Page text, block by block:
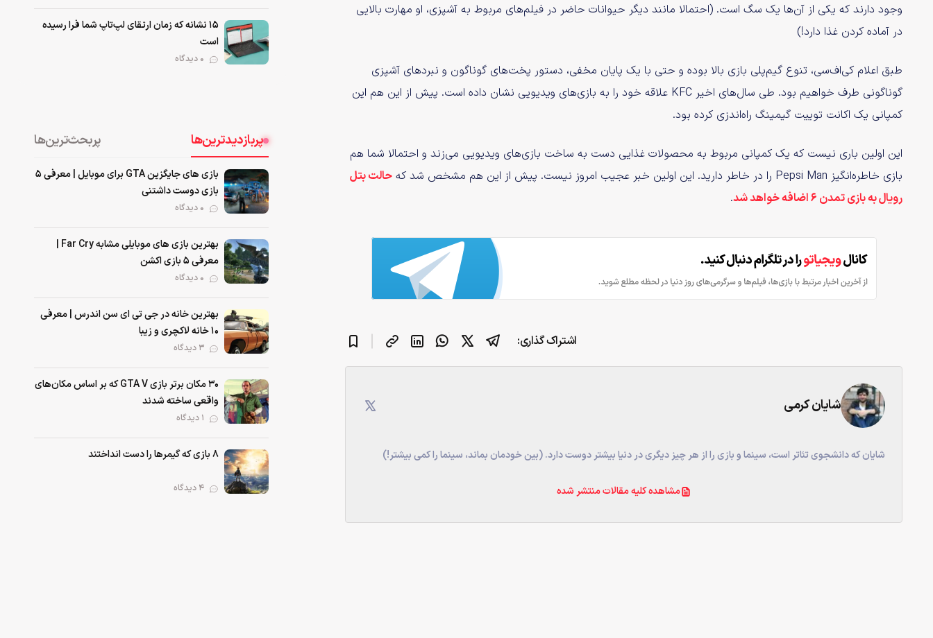
۱۵ نشانه که زمان ارتقای لپ‌تاپ شما فرا رسیده
است
پربازدیدترین‌ها پربحث‌ترین‌ها
بازی های جایگزین GTA برای موبایل | معرفی ۵
بازی دوست داشتنی
بهترین بازی‌ های موبایلی مشابه Far Cry |
معرفی ۵ بازی اکشن
بهترین خانه در جی تی ای سن اندرس | معرفی
۱۰ خانه لاکچری و زیبا
۳۰ مکان برتر بازی GTA V که بر اساس مکان‌های
واقعی ساخته شدند
۸ بازی که گیمرها را دست انداختند
وجود دارند که یکی از آن‌ها یک سگ است. (احتمالا مانند دیگر حیوانات حاضر در فیلم‌های مربوط به آشپزی، او مهارت بالایی
در آماده کردن غذا دارد!)
طبق اعلام کی‌اف‌سی، تنوع گیم‌پلی بازی بالا بوده و حتی با یک پایان مخفی، دستور پخت‌های گوناگون و نبردهای آشپزی
گوناگونی طرف خواهیم بود. طی سال‌های اخیر KFC علاقه خود را به بازی‌های ویدیویی نشان داده است. پیش از این هم این
کمپانی یک اکانت توییت گیمینگ راه‌اندزی کرده بود.
این اولین باری نیست که یک کمپانی مربوط به محصولات غذایی دست به ساخت بازی‌های ویدیویی می‌زند و احتمالا شما هم
بازی خاطره‌انگیز Pepsi Man را در خاطر دارید. این اولین خبر عجیب امروز نیست. پیش از این هم مشخص شد که
حالت بتل
رویال به بازی تمدن 6 اضافه خواهد شد
.
اشتراک گذاری:
شایان کرمی
شایان که دانشجوی تئاتر است، سینما و بازی را از هر چیز دیگری در دنیا بیشتر دوست دارد. (بین خودمان بماند، سینما را کمی بیشتر!)
مشاهده کلیه مقالات منتشر شده